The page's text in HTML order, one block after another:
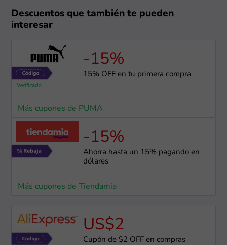
Descuentos que también te pueden
interesar
-15%
15% OFF en tu primera compra
Más cupones de PUMA
-15%
Ahorra hasta un 15% pagando en
dólares
Más cupones de Tiendamia
US$2
Cupón de $2 OFF en compras